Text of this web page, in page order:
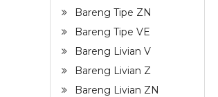
Bareng Tipe ZN
Bareng Tipe VE
Bareng Livian V
Bareng Livian Z
Bareng Livian ZN